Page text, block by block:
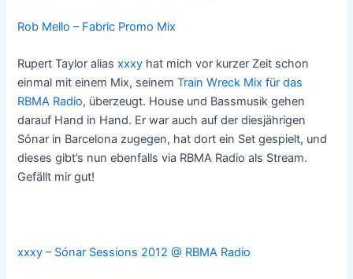
Rob Mello – Fabric Promo Mix
Rupert Taylor aliasxxxy hat mich vor kurzer Zeit schon
einmal mit einem Mix, seinemTrain Wreck Mix für das
RBMA Radio, überzeugt. House und Bassmusik gehen
darauf Hand in Hand. Er war auch auf der diesjährigen
Sónar in Barcelona zugegen, hat dort ein Set gespielt, und
dieses gibt’s nun ebenfalls via RBMA Radio als Stream.
Gefällt mir gut!
xxxy – Sónar Sessions 2012 @ RBMA Radio